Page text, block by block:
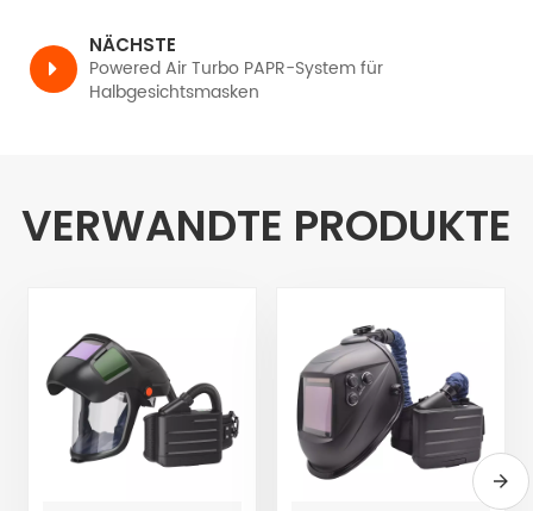
NÄCHSTE
Powered Air Turbo PAPR-System für
Halbgesichtsmasken
VERWANDTE PRODUKTE